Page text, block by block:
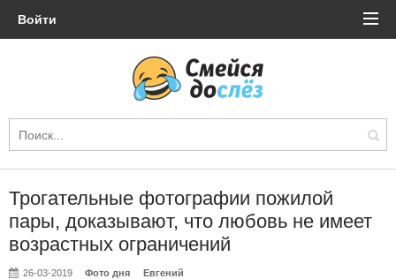
Войти
Трогательные фотографии пожилой
пары, доказывают, что любовь не имеет
возрастных ограничений
26-03-2019 Фото дня Евгений